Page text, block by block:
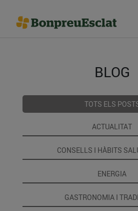
BLOG
TOTS ELS
ACTUALITAT
CONSELLS I HÀBITS
ENERGIA
GASTRONOMIA I